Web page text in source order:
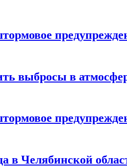
выбросы в
в Челябинской